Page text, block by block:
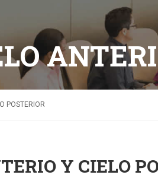
POSTERIOR
Y CIELO